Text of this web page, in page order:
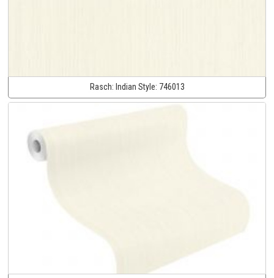
Rasch: Indian Style: 746013